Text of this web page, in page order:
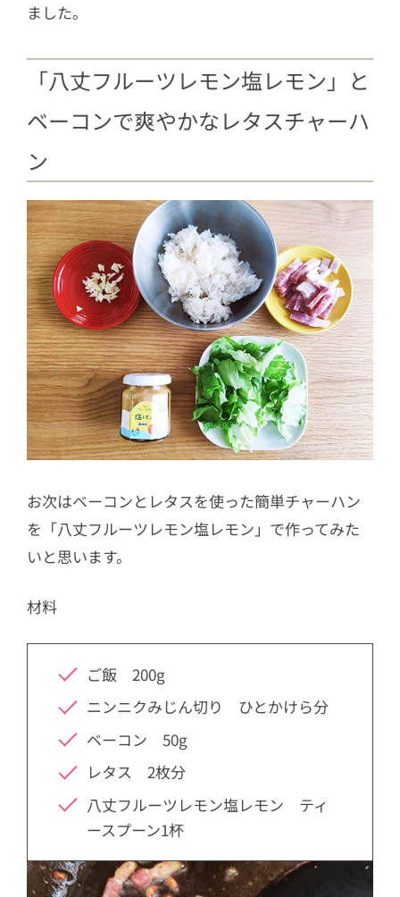
ました。
「八丈フルーツレモン塩レモン」と
ベーコンで爽やかなレタスチャーハ
ン
お次はベーコンとレタスを使った簡単チャーハン
を「八丈フルーツレモン塩レモン」で作ってみた
いと思います。
材料
ご飯 200g
ニンニクみじん切り ひとかけら分
ベーコン 50g
レタス 2枚分
八丈フルーツレモン塩レモン ティ
ースプーン1杯